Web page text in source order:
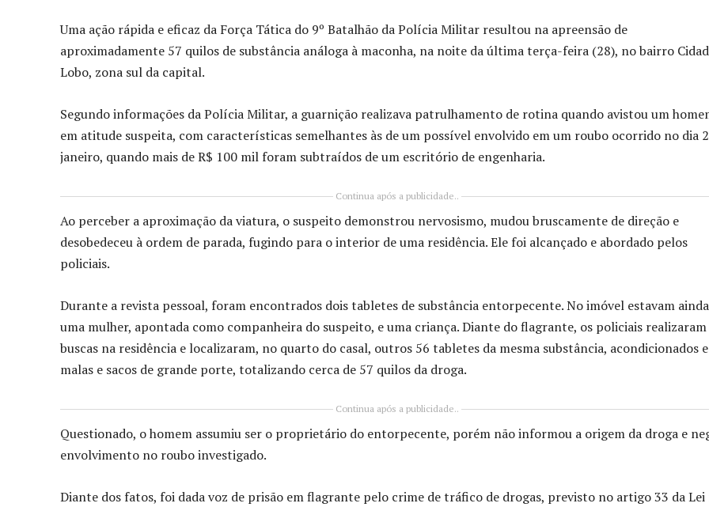
Uma ação rápida e eficaz da Força Tática do 9º Batalhão da Polícia Militar resultou na apreensão de
aproximadamente 57 quilos de substância análoga à maconha, na noite da última terça-feira (28), no bairro
Lobo, zona sul da capital.
Segundo informações da Polícia Militar, a guarnição realizava patrulhamento de rotina quando avistou um
em atitude suspeita, com características semelhantes às de um possível envolvido em um roubo ocorrido no dia
janeiro, quando mais de R$ 100 mil foram subtraídos de um escritório de engenharia.
Continua após a publicidade..
Ao perceber a aproximação da viatura, o suspeito demonstrou nervosismo, mudou bruscamente de direção e
desobedeceu à ordem de parada, fugindo para o interior de uma residência. Ele foi alcançado e abordado pelos
policiais.
Durante a revista pessoal, foram encontrados dois tabletes de substância entorpecente. No imóvel estavam ainda
uma mulher, apontada como companheira do suspeito, e uma criança. Diante do flagrante, os policiais realizaram
buscas na residência e localizaram, no quarto do casal, outros 56 tabletes da mesma substância, acondicionados
malas e sacos de grande porte, totalizando cerca de 57 quilos da droga.
Continua após a publicidade..
Questionado, o homem assumiu ser o proprietário do entorpecente, porém não informou a origem da droga e
envolvimento no roubo investigado.
Diante dos fatos, foi dada voz de prisão em flagrante pelo crime de tráfico de drogas, previsto no artigo 33 da Lei